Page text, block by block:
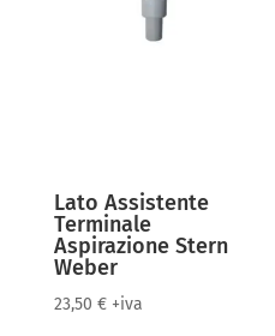
Lato Assistente
Terminale
Aspirazione Stern
Weber
23,50 € +iva